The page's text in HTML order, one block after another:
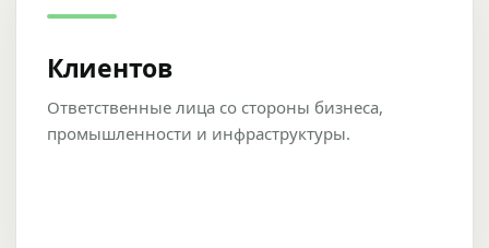
Клиентов
Ответственные лица со стороны бизнеса,
промышленности и инфраструктуры.